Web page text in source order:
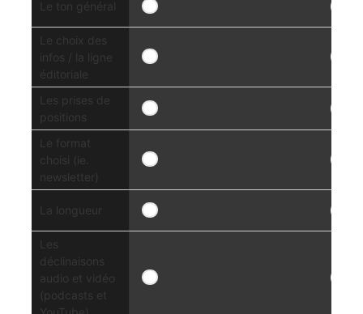
Le ton général
Le choix des
infos / la ligne
éditoriale
Les prises de
positions
Le format
choisi (ie.
newsletter)
La longueur
Les
déclinaisons
audio et vidéo
(podcasts et